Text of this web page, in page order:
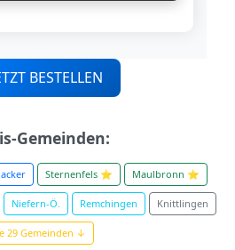
BESTELLEN
Gemeinden:
Sternenfels ⭐ Maulbronn ⭐
Niefern-Ö. Remchingen Knittlingen
29 Gemeinden ↓